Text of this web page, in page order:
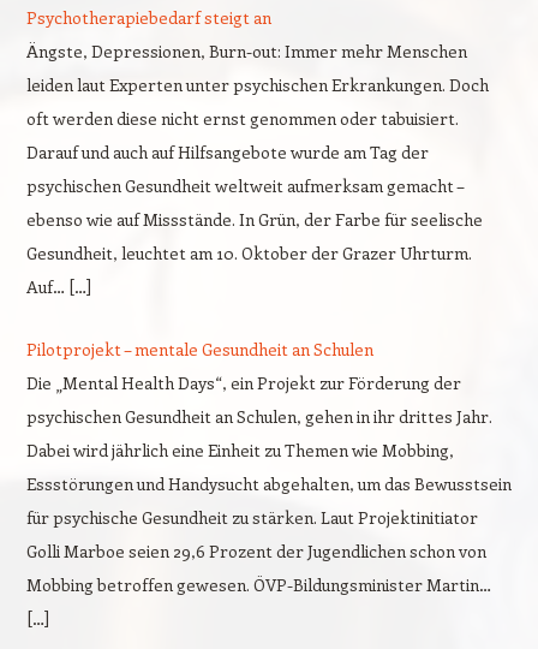
Psychotherapiebedarf steigt an
Ängste, Depressionen, Burn-out: Immer mehr Menschen
leiden laut Experten unter psychischen Erkrankungen. Doch
oft werden diese nicht ernst genommen oder tabuisiert.
Darauf und auch auf Hilfsangebote wurde am Tag der
psychischen Gesundheit weltweit aufmerksam gemacht –
ebenso wie auf Missstände. In Grün, der Farbe für seelische
Gesundheit, leuchtet am 10. Oktober der Grazer Uhrturm.
Auf… […]
Pilotprojekt – mentale Gesundheit an Schulen
Die „Mental Health Days“, ein Projekt zur Förderung der
psychischen Gesundheit an Schulen, gehen in ihr drittes Jahr.
Dabei wird jährlich eine Einheit zu Themen wie Mobbing,
Essstörungen und Handysucht abgehalten, um das Bewusstsein
für psychische Gesundheit zu stärken. Laut Projektinitiator
Golli Marboe seien 29,6 Prozent der Jugendlichen schon von
Mobbing betroffen gewesen. ÖVP-Bildungsminister Martin…
[…]